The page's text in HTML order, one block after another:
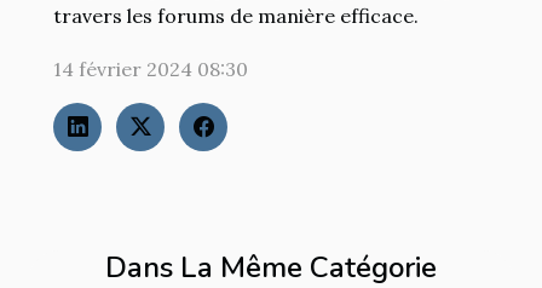
Dans La Même Catégorie
travers les forums de manière efficace.
14 février 2024 08:30